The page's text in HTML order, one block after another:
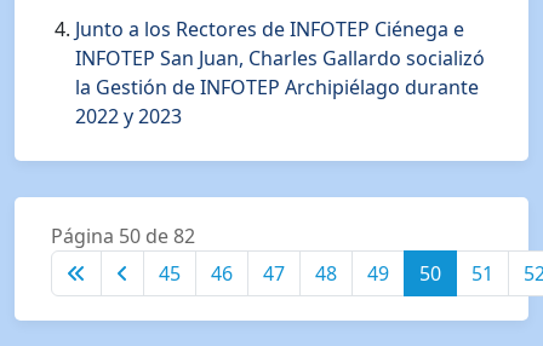
Junto a los Rectores de INFOTEP Ciénega e
INFOTEP San Juan, Charles Gallardo socializó
la Gestión de INFOTEP Archipiélago durante
2022 y 2023
Página 50 de 82
45
46 47 48 49 50 51